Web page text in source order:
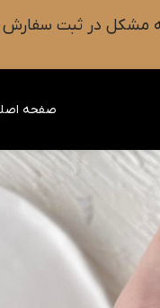
این شماره ۰۹۰۱۸۲۷۳۷۹۸ پیام بزارین یا
صفحه